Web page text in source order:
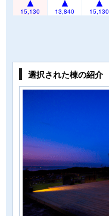
15,130 13,840 15,130
選択された棟の紹介